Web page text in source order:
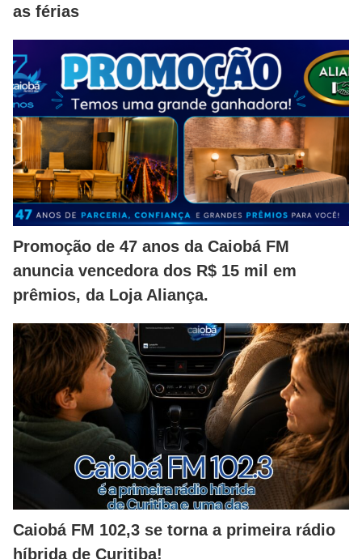
as férias
Promoção de 47 anos da Caiobá FM
anuncia vencedora dos R$ 15 mil em
prêmios, da Loja Aliança.
Caiobá FM 102,3 se torna a primeira rádio
híbrida de Curitiba!